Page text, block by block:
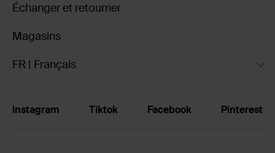
Échanger et retourner
Magasins
FR | Français
Instagram Tiktok Facebook Pinterest